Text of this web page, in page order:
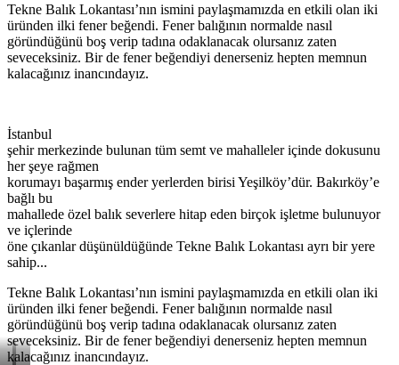
Tekne Balık Lokantası’nın ismini paylaşmamızda en etkili olan iki
üründen ilki fener beğendi. Fener balığının normalde nasıl
göründüğünü boş verip tadına odaklanacak olursanız zaten
seveceksiniz. Bir de fener beğendiyi denerseniz hepten memnun
kalacağınız inancındayız.
İstanbul
şehir merkezinde bulunan tüm semt ve mahalleler içinde dokusunu
her şeye rağmen
korumayı başarmış ender yerlerden birisi Yeşilköy’dür. Bakırköy’e
bağlı bu
mahallede özel balık severlere hitap eden birçok işletme bulunuyor
ve içlerinde
öne çıkanlar düşünüldüğünde Tekne Balık Lokantası ayrı bir yere
sahip...
Tekne Balık Lokantası’nın ismini paylaşmamızda en etkili olan iki
üründen ilki fener beğendi. Fener balığının normalde nasıl
göründüğünü boş verip tadına odaklanacak olursanız zaten
seveceksiniz. Bir de fener beğendiyi denerseniz hepten memnun
kalacağınız inancındayız.